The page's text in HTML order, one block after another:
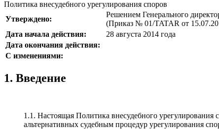
Политика внесудебного урегулирования споров
Утверждено:
Решением Генерального
(Приказ № 01/TATAR от
Дата начала действия:
28 августа 2014 года
Дата окончания действия:
С изменениями:
1. Введение
1.1. Настоящая Политика внесудебного урегулирования
альтернативных судебным процедур урегулирования